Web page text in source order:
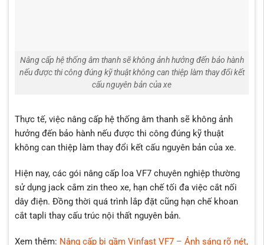
Nâng cấp hệ thống âm thanh sẽ không ảnh hưởng đến bảo hành
nếu được thi công đúng kỹ thuật không can thiệp làm thay đổi kết
cấu nguyên bản của xe
Thực tế, việc nâng cấp hệ thống âm thanh sẽ không ảnh
hưởng đến bảo hành nếu được thi công đúng kỹ thuật
không can thiệp làm thay đổi kết cấu nguyên bản của xe.
Hiện nay, các gói nâng cấp loa VF7 chuyên nghiệp thường
sử dụng jack cắm zin theo xe, hạn chế tối đa việc cắt nối
dây điện. Đồng thời quá trình lắp đặt cũng hạn chế khoan
cắt tapli thay cấu trúc nội thất nguyên bản.
Xem thêm: Nâng cấp bi gầm Vinfast VF7 – Ánh sáng rõ nét,